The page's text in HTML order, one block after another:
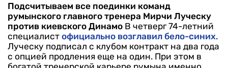
Подсчитываем все поединки команд
румынского главного тренера Мирчи Луческу
против киевского Динамо В четверг 74-летний
специалист официально возглавил бело-синих.
Луческу подписал с клубом контракт на два года
с опцией продления еще на один. При этом в